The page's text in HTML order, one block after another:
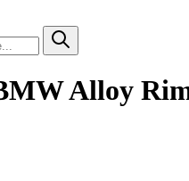
Alloy